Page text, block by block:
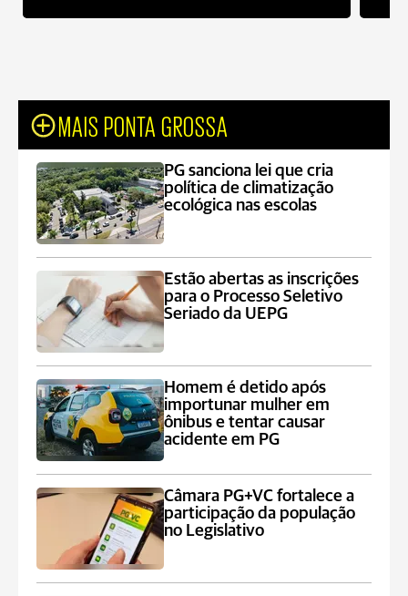
MAIS PONTA GROSSA
PG sanciona lei que cria
política de climatização
ecológica nas escolas
Estão abertas as inscrições
para o Processo Seletivo
Seriado da UEPG
Homem é detido após
importunar mulher em
ônibus e tentar causar
acidente em PG
Câmara PG+VC fortalece a
participação da população
no Legislativo